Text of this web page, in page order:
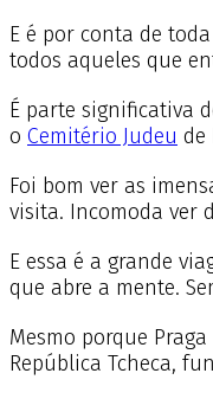
E é por conta de
todos aqueles que
É parte significativa
o Cemitério Judeu de
Foi bom ver as
visita. Incomoda ver
E essa é a grande
que abre a mente.
Mesmo porque
República Tcheca,